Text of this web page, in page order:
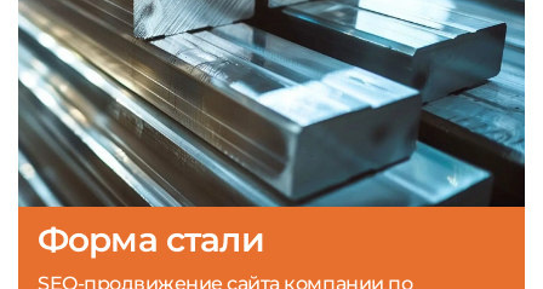
Форма стали
SEO-продвижение сайта компании по